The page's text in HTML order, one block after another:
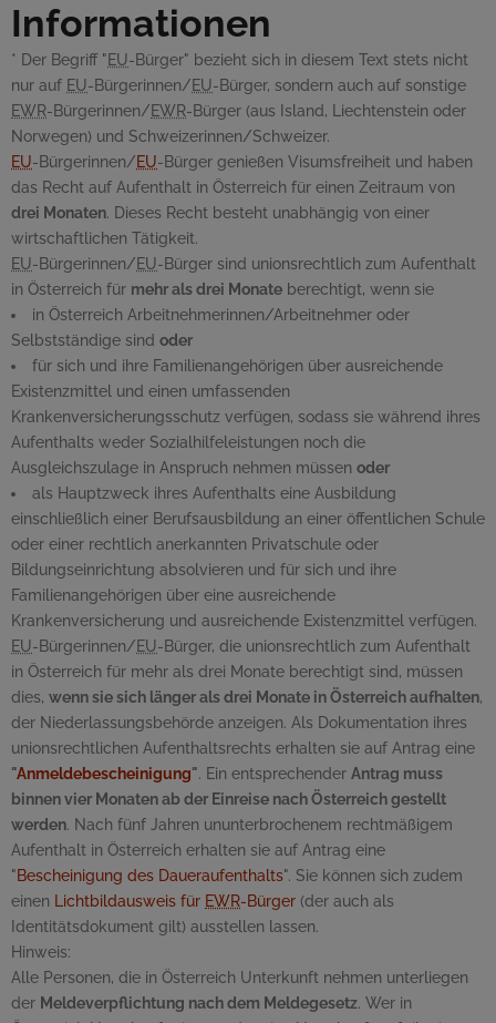
Informationen
* Der Begriff "EU-Bürger" bezieht sich in diesem Text stets nicht
nur auf EU-Bürgerinnen/EU-Bürger, sondern auch auf sonstige
EWR-Bürgerinnen/EWR-Bürger (aus Island, Liechtenstein oder
Norwegen) und Schweizerinnen/Schweizer.
EU-Bürgerinnen/EU-Bürger genießen Visumsfreiheit und haben
das Recht auf Aufenthalt in Österreich für einen Zeitraum von
drei Monaten. Dieses Recht besteht unabhängig von einer
wirtschaftlichen Tätigkeit.
EU-Bürgerinnen/EU-Bürger sind unionsrechtlich zum Aufenthalt
in Österreich für mehr als drei Monate berechtigt, wenn sie
in Österreich Arbeitnehmerinnen/Arbeitnehmer oder
Selbstständige sind oder
für sich und ihre Familienangehörigen über ausreichende
Existenzmittel und einen umfassenden
Krankenversicherungsschutz verfügen, sodass sie während ihres
Aufenthalts weder Sozialhilfeleistungen noch die
Ausgleichszulage in Anspruch nehmen müssen oder
als Hauptzweck ihres Aufenthalts eine Ausbildung
einschließlich einer Berufsausbildung an einer öffentlichen Schule
oder einer rechtlich anerkannten Privatschule oder
Bildungseinrichtung absolvieren und für sich und ihre
Familienangehörigen über eine ausreichende
Krankenversicherung und ausreichende Existenzmittel verfügen.
EU-Bürgerinnen/EU-Bürger, die unionsrechtlich zum Aufenthalt
in Österreich für mehr als drei Monate berechtigt sind, müssen
dies, wenn sie sich länger als drei Monate in Österreich aufhalten,
der Niederlassungsbehörde anzeigen. Als Dokumentation ihres
unionsrechtlichen Aufenthaltsrechts erhalten sie auf Antrag eine
"Anmeldebescheinigung". Ein entsprechender Antrag muss
binnen vier Monaten ab der Einreise nach Österreich gestellt
werden. Nach fünf Jahren ununterbrochenem rechtmäßigem
Aufenthalt in Österreich erhalten sie auf Antrag eine
"Bescheinigung des Daueraufenthalts". Sie können sich zudem
einen
Lichtbildausweis für EWR-Bürger (der auch als
Identitätsdokument gilt) ausstellen lassen.
Hinweis:
Alle Personen, die in Österreich Unterkunft nehmen unterliegen
der Meldeverpflichtung nach dem Meldegesetz. Wer in